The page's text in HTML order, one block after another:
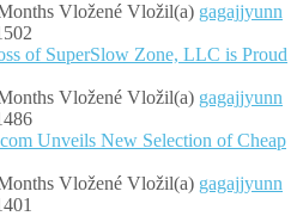
Vložené Vložil(a) gagajjyunn
of SuperSlow Zone, LLC is Proud
Vložené Vložil(a) gagajjyunn
Unveils New Selection of Cheap
Vložené Vložil(a) gagajjyunn